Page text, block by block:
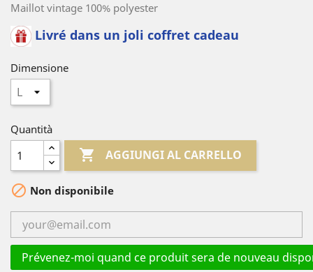
Maillot vintage 100% polyester
Livré dans un joli coffret cadeau
Dimensione
Quantità
 AGGIUNGI AL CARRELLO
 Non disponibile
Prévenez-moi quand ce produit sera de nouveau